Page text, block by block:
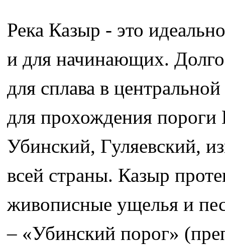
Река Казыр - это
и для начинающих.
для сплава в
для прохождения
Убинский, Гуляевский,
всей страны. Казыр
живописные ущелья и
– «Убинский порог»